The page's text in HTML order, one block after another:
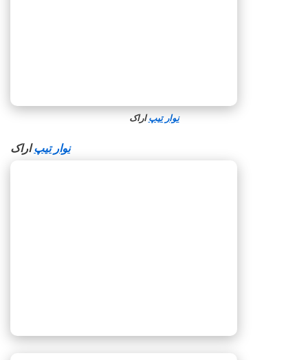
نوار تیپاراک
نوار تیپاراک